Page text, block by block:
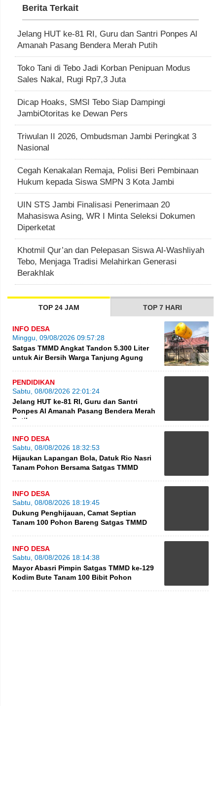
Berita Terkait
Jelang HUT ke-81 RI, Guru dan Santri Ponpes Al
Amanah Pasang Bendera Merah Putih
Toko Tani di Tebo Jadi Korban Penipuan Modus
Sales Nakal, Rugi Rp7,3 Juta
Dicap Hoaks, SMSI Tebo Siap Dampingi
JambiOtoritas ke Dewan Pers
Triwulan II 2026, Ombudsman Jambi Peringkat 3
Nasional
Cegah Kenakalan Remaja, Polisi Beri Pembinaan
Hukum kepada Siswa SMPN 3 Kota Jambi
UIN STS Jambi Finalisasi Penerimaan 20
Mahasiswa Asing, WR I Minta Seleksi Dokumen
Diperketat
Khotmil Qur’an dan Pelepasan Siswa Al-Washliyah
Tebo, Menjaga Tradisi Melahirkan Generasi
Berakhlak
TOP 24 JAM TOP 7 HARI
INFO DESA
Minggu, 09/08/2026 09:57:28
Satgas TMMD Angkat Tandon 5.300 Liter
untuk Air Bersih Warga Tanjung Agung
PENDIDIKAN
Sabtu, 08/08/2026 22:01:24
Jelang HUT ke-81 RI, Guru dan Santri
Ponpes Al Amanah Pasang Bendera Merah
Putih
INFO DESA
Sabtu, 08/08/2026 18:32:53
Hijaukan Lapangan Bola, Datuk Rio Nasri
Tanam Pohon Bersama Satgas TMMD
INFO DESA
Sabtu, 08/08/2026 18:19:45
Dukung Penghijauan, Camat Septian
Tanam 100 Pohon Bareng Satgas TMMD
INFO DESA
Sabtu, 08/08/2026 18:14:38
Mayor Abasri Pimpin Satgas TMMD ke-129
Kodim Bute Tanam 100 Bibit Pohon